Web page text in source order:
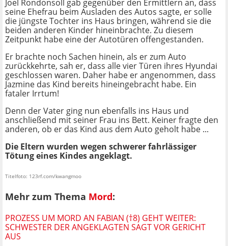
Joel Rondonsoll gab gegenüber den Ermittlern an, dass
seine Ehefrau beim Ausladen des Autos sagte, er solle
die jüngste Tochter ins Haus bringen, während sie die
beiden anderen Kinder hineinbrachte. Zu diesem
Zeitpunkt habe eine der Autotüren offengestanden.
Er brachte noch Sachen hinein, als er zum Auto
zurückkehrte, sah er, dass alle vier Türen ihres Hyundai
geschlossen waren. Daher habe er angenommen, dass
Jazmine das Kind bereits hineingebracht habe. Ein
fataler Irrtum!
Denn der Vater ging nun ebenfalls ins Haus und
anschließend mit seiner Frau ins Bett. Keiner fragte den
anderen, ob er das Kind aus dem Auto geholt habe ...
Die Eltern wurden wegen schwerer fahrlässiger
Tötung eines Kindes angeklagt.
Titelfoto: 123rf.com/kwangmoo
Mehr zum Thema Mord:
PROZESS UM MORD AN FABIAN (†8) GEHT WEITER:
SCHWESTER DER ANGEKLAGTEN SAGT VOR GERICHT
AUS